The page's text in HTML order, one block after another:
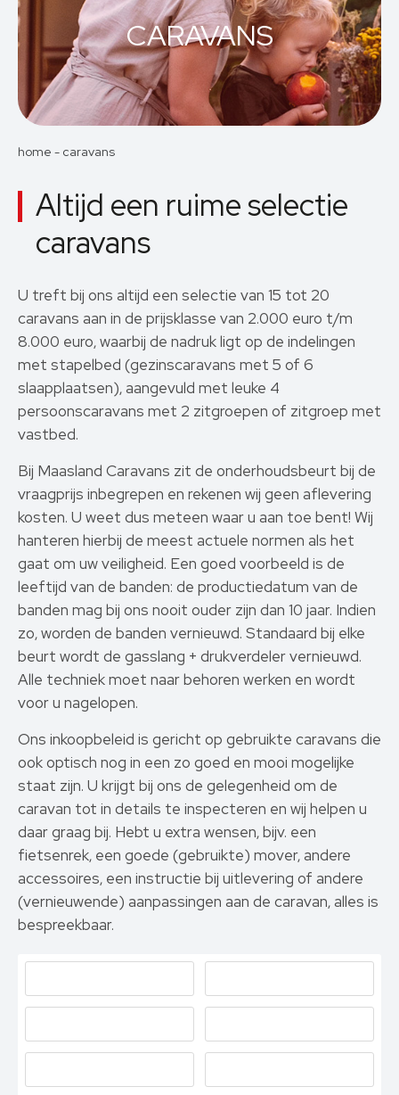
home - caravans
CARAVANS
Altijd een ruime selectie
caravans
U treft bij ons altijd een selectie van 15 tot 20
caravans aan in de prijsklasse van 2.000 euro t/m
8.000 euro, waarbij de nadruk ligt op de indelingen
met stapelbed (gezinscaravans met 5 of 6
slaapplaatsen), aangevuld met leuke 4
persoonscaravans met 2 zitgroepen of zitgroep met
vastbed.
Bij Maasland Caravans zit de onderhoudsbeurt bij de
vraagprijs inbegrepen en rekenen wij geen aflevering
kosten. U weet dus meteen waar u aan toe bent! Wij
hanteren hierbij de meest actuele normen als het
gaat om uw veiligheid. Een goed voorbeeld is de
leeftijd van de banden: de productiedatum van de
banden mag bij ons nooit ouder zijn dan 10 jaar. Indien
zo, worden de banden vernieuwd. Standaard bij elke
beurt wordt de gasslang + drukverdeler vernieuwd.
Alle techniek moet naar behoren werken en wordt
voor u nagelopen.
Ons inkoopbeleid is gericht op gebruikte caravans die
ook optisch nog in een zo goed en mooi mogelijke
staat zijn. U krijgt bij ons de gelegenheid om de
caravan tot in details te inspecteren en wij helpen u
daar graag bij. Hebt u extra wensen, bijv. een
fietsenrek, een goede (gebruikte) mover, andere
accessoires, een instructie bij uitlevering of andere
(vernieuwende) aanpassingen aan de caravan, alles is
bespreekbaar.